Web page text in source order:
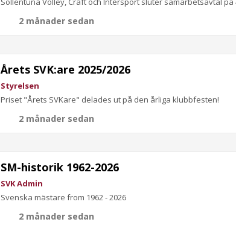
2 månader sedan
Årets SVK:are 2025/2026
Styrelsen
Priset "Årets SVKare" delades ut på den årliga klubbfesten!
2 månader sedan
SM-historik 1962-2026
SVK Admin
Svenska mästare from 1962 - 2026
2 månader sedan